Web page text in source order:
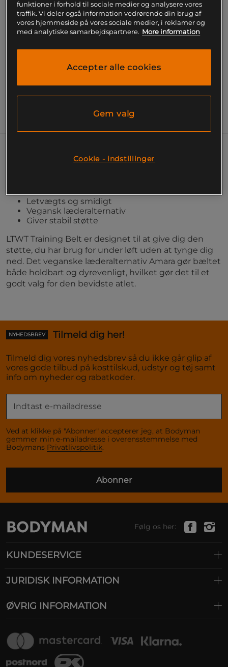
Gratis fragt over 199
kr
Gratis
retur
14 dages
fortrydelsesret
SKU #232838999R | EAN 7332576217647
Gear, et letvægts og smidigt træningsbælte.
Læs mere
Dette bælte er fremstillet af Amara, et vegansk
Letvægts og smidigt
Vegansk læderalternativ
Giver stabil støtte
LTWT Training Belt er designet til at give dig den
støtte, du har brug for under løft uden at tynge dig
ned. Det veganske læderalternativ Amara gør bæltet
både holdbart og dyrevenligt, hvilket gør det til et
godt valg for den bevidste atlet.
NYHEDSBREV Tilmeld dig her!
Tilmeld dig vores nyhedsbrev så du ikke går glip af
vores gode tilbud på kosttilskud, udstyr og tøj samt
info om nyheder og rabatkoder.
Ved at klikke på "Abonner" accepterer jeg, at Bodyman
gemmer min e-mailadresse i overensstemmelse med
Bodymans Privatlivspolitik.
Abonner
Følg os her:
KUNDESERVICE
JURIDISK INFORMATION
ØVRIG INFORMATION
funktioner i forhold til sociale medier og analysere vores
traffik. Vi deler også information vedrørende din brug af
vores hjemmeside på vores sociale medier, i reklamer og
med analytiske samarbejdspartnere. More information
Accepter alle cookies
Gem valg
Cookie - indstillinger